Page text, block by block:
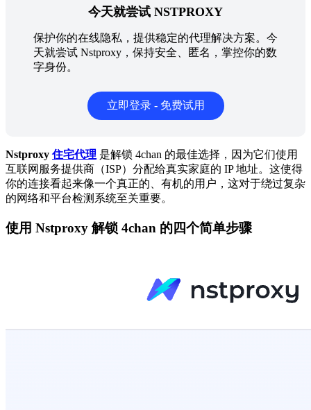
今天就尝试 NSTPROXY
保护你的在线隐私，提供稳定的代理解决方案。今
天就尝试 Nstproxy，保持安全、匿名，掌控你的数
字身份。
立即登录 - 免费试用
Nstproxy 住宅代理 是解锁 4chan 的最佳选择，因为它们使用
互联网服务提供商（ISP）分配给真实家庭的 IP 地址。这使得
你的连接看起来像一个真正的、有机的用户，这对于绕过复杂
的网络和平台检测系统至关重要。
使用 Nstproxy 解锁 4chan 的四个简单步骤